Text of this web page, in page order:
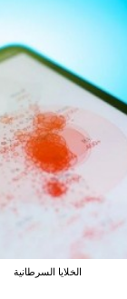
الخلايا السرطانية